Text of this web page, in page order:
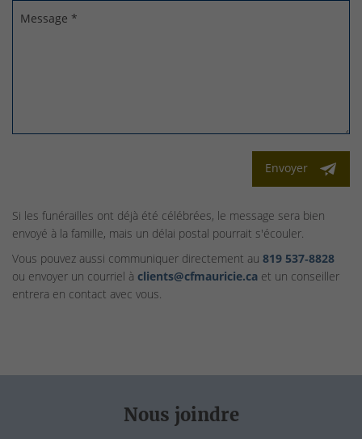
Message *
Envoyer
Si les funérailles ont déjà été célébrées, le message sera bien
envoyé à la famille, mais un délai postal pourrait s'écouler.
Vous pouvez aussi communiquer directement au 819 537‑8828
ou envoyer un courriel à clients@cfmauricie.ca et un conseiller
entrera en contact avec vous.
Nous joindre